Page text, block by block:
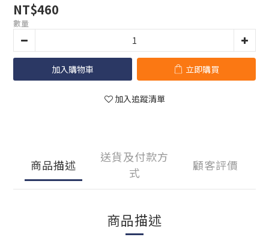
NT$460
數量
加入購物車 立即購買
加入追蹤清單
商品描述
送貨及付款方
式
顧客評價
商品描述